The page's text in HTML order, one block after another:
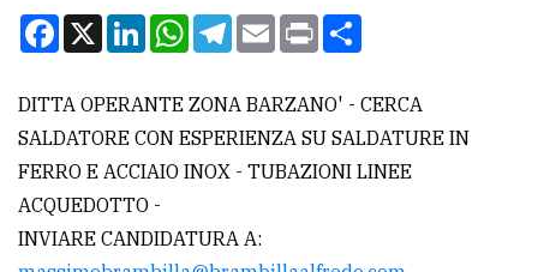
Scrivici
la
tua
pubblicità
CERCA
Facebook
X LinkedInWhatsApp
Telegram
EmailPrint
DITTA OPERANTE ZONA BARZANO' - CERCA
SALDATORE CON ESPERIENZA SU SALDATURE IN
FERRO E ACCIAIO INOX - TUBAZIONI LINEE
ACQUEDOTTO -
INVIARE CANDIDATURA A: